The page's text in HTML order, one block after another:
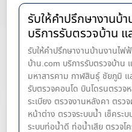
รับให้คำปรึกษางานบ้
บริการรับตรวจบ้าน แ
รับให้คำปรึกษางานบ้านงานไฟ
บ้าน.com บริการรับตรวจบ้าน
มหาสารคาม กาฬสินธุ์ ชัยภูมิ แ
รับตรวจคอนโด บินโดรนตรวจ
ระเบียง ตรวจงานหลังคา ตร
หน้าต่าง​ ตรวจระบบน้ำ เช็คระ
ระบบท่อน้ำ​ดี ท่อน้ำ​เสีย ตรวจโ